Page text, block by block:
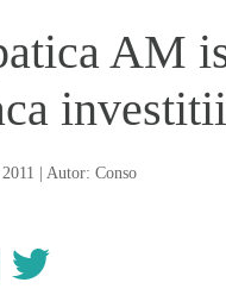
AM
| Autor: Conso